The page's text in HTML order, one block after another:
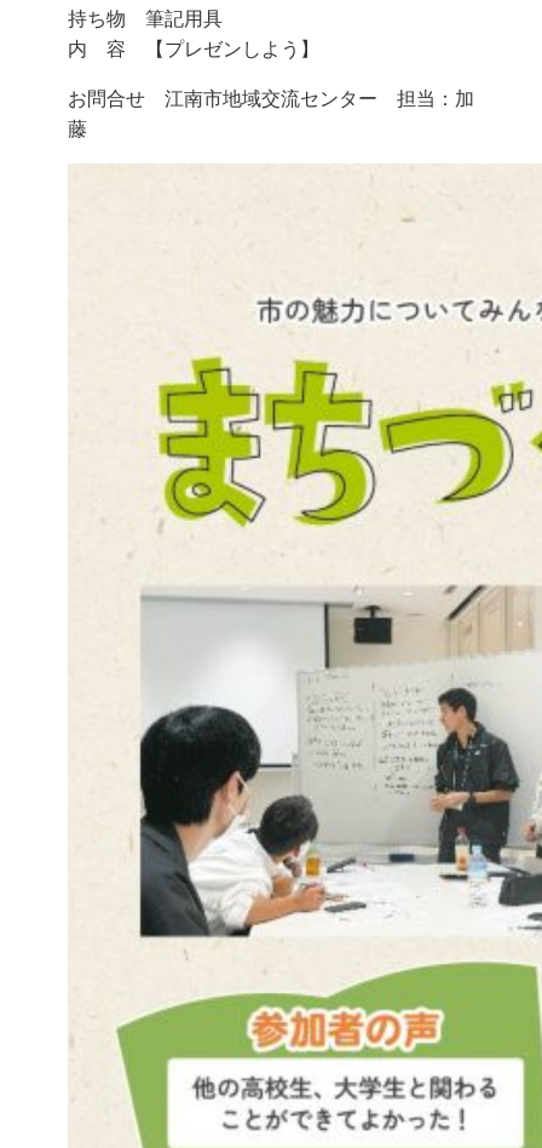
持ち物 筆記用具
内 容 【プレゼンしよう】
お問合せ 江南市地域交流センター 担当：加
藤